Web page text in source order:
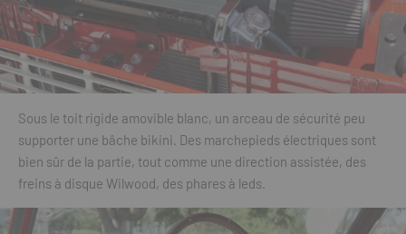
Sous le toit rigide amovible blanc, un arceau de sécurité peu
supporter une bâche bikini. Des marchepieds électriques sont
bien sûr de la partie, tout comme une direction assistée, des
freins à disque Wilwood, des phares à leds.